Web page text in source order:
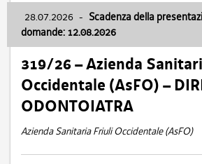
28.07.2026 - Scadenza della
domande: 12.08.2026
319/26 – Azienda
Occidentale (AsFO) –
ODONTOIATRA
Azienda Sanitaria Friuli Occidentale (AsFO)